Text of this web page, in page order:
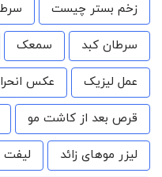
زخم بستر چیست
سرطان کبد سمعک
عمل لیزیک عکس
قرص بعد از کاشت مو
لیزر موهای زائد